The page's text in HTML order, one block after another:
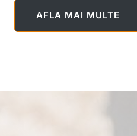
AFLA MAI MULTE